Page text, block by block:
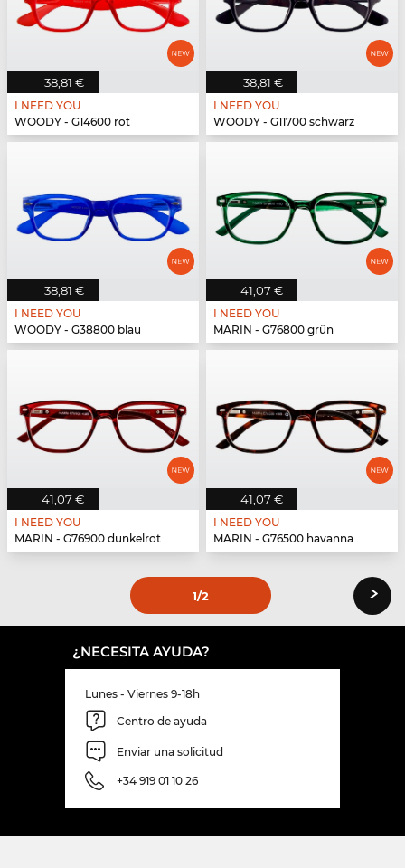
38,81 €
I NEED YOU
WOODY - G14600 rot
38,81 €
I NEED YOU
WOODY - G11700 schwarz
38,81 €
I NEED YOU
WOODY - G38800 blau
41,07 €
I NEED YOU
MARIN - G76800 grün
41,07 €
I NEED YOU
MARIN - G76900 dunkelrot
41,07 €
I NEED YOU
MARIN - G76500 havanna
1/2 ›
¿NECESITA AYUDA?
Lunes - Viernes 9-18h
Centro de ayuda
Enviar una solicitud
+34 919 01 10 26